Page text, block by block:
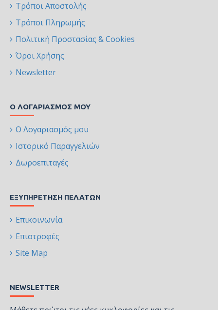
Τρόποι Αποστολής
Τρόποι Πληρωμής
Πολιτική Προστασίας & Cookies
Όροι Χρήσης
Newsletter
Ο ΛΟΓΑΡΙΑΣΜΌΣ ΜΟΥ
Ο Λογαριασμός μου
Ιστορικό Παραγγελιών
Δωροεπιταγές
ΕΞΥΠΗΡΈΤΗΣΗ ΠΕΛΑΤΏΝ
Επικοινωνία
Επιστροφές
Site Map
NEWSLETTER